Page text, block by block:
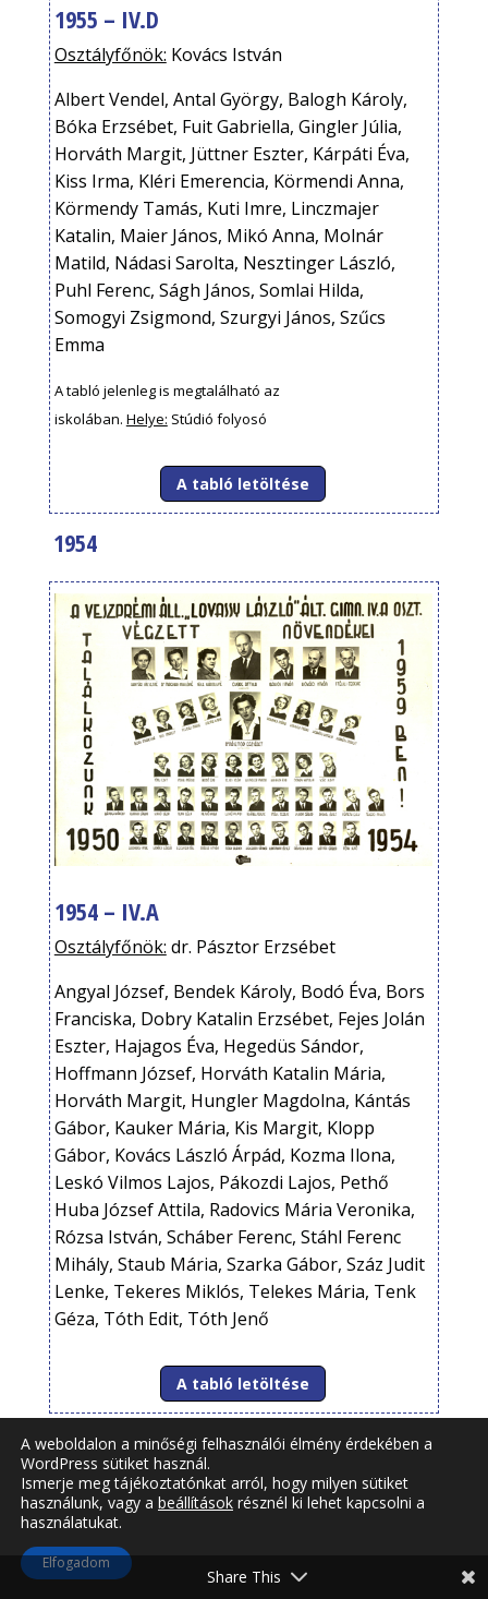
1955 – IV.D
Osztályfőnök: Kovács István
Albert Vendel, Antal György, Balogh Károly,
Bóka Erzsébet, Fuit Gabriella, Gingler Júlia,
Horváth Margit, Jüttner Eszter, Kárpáti Éva,
Kiss Irma, Kléri Emerencia, Körmendi Anna,
Körmendy Tamás, Kuti Imre, Linczmajer
Katalin, Maier János, Mikó Anna, Molnár
Matild, Nádasi Sarolta, Nesztinger László,
Puhl Ferenc, Ságh János, Somlai Hilda,
Somogyi Zsigmond, Szurgyi János, Szűcs
Emma
A tabló jelenleg is megtalálható az
iskolában. Helye: Stúdió folyosó
A tabló letöltése
1954
1954 – IV.A
Osztályfőnök: dr. Pásztor Erzsébet
Angyal József, Bendek Károly, Bodó Éva, Bors
Franciska, Dobry Katalin Erzsébet, Fejes Jolán
Eszter, Hajagos Éva, Hegedüs Sándor,
Hoffmann József, Horváth Katalin Mária,
Horváth Margit, Hungler Magdolna, Kántás
Gábor, Kauker Mária, Kis Margit, Klopp
Gábor, Kovács László Árpád, Kozma Ilona,
Leskó Vilmos Lajos, Pákozdi Lajos, Pethő
Huba József Attila, Radovics Mária Veronika,
Rózsa István, Scháber Ferenc, Stáhl Ferenc
Mihály, Staub Mária, Szarka Gábor, Száz Judit
Lenke, Tekeres Miklós, Telekes Mária, Tenk
Géza, Tóth Edit, Tóth Jenő
A tabló letöltése
A weboldalon a minőségi felhasználói élmény érdekében a
WordPress sütiket használ.
Ismerje meg tájékoztatónkat arról, hogy milyen sütiket
használunk, vagy a beállítások résznél ki lehet kapcsolni a
használatukat.
Elfogadom
Share This